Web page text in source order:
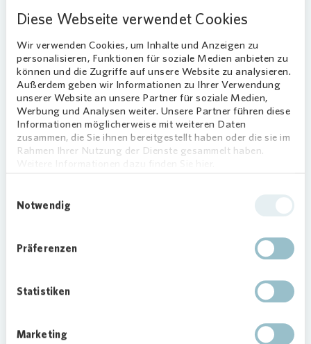
Diese Webseite verwendet Cookies
Wir verwenden Cookies, um Inhalte und Anzeigen zu
personalisieren, Funktionen für soziale Medien anbieten zu
können und die Zugriffe auf unsere Website zu analysieren.
Außerdem geben wir Informationen zu Ihrer Verwendung
unserer Website an unsere Partner für soziale Medien,
Werbung und Analysen weiter. Unsere Partner führen diese
Informationen möglicherweise mit weiteren Daten
zusammen, die Sie ihnen bereitgestellt haben oder die sie im
Rahmen Ihrer Nutzung der Dienste gesammelt haben.
Notwendig
Präferenzen
Statistiken
Marketing
als vielversprechend auf dem Weg zur
Dekarbonisierung des Gebäudebestandes.
Bisher wäre beispielsweise in Entlastungsregionen
in Schleswig-Holstein allein das
Verteilnetzentgelt pro Kilowattstunde Strom
teurer als der Gesamtpreis für eine
Kilowattstunde Gas – auch dann, wenn der Strom
sonst abgeregelt worden wäre. Unter den neuen
niedrigen Angebotspreisen an der Strombörse und
erstmals mit dem Gaspreis konkurrieren kann.
Emissionen und Energiekosten eingespart werden.
Das Potential im Gebäudebestand ist groß. Etwa
Energien wurden 2023 abgeregelt. Überwiegend